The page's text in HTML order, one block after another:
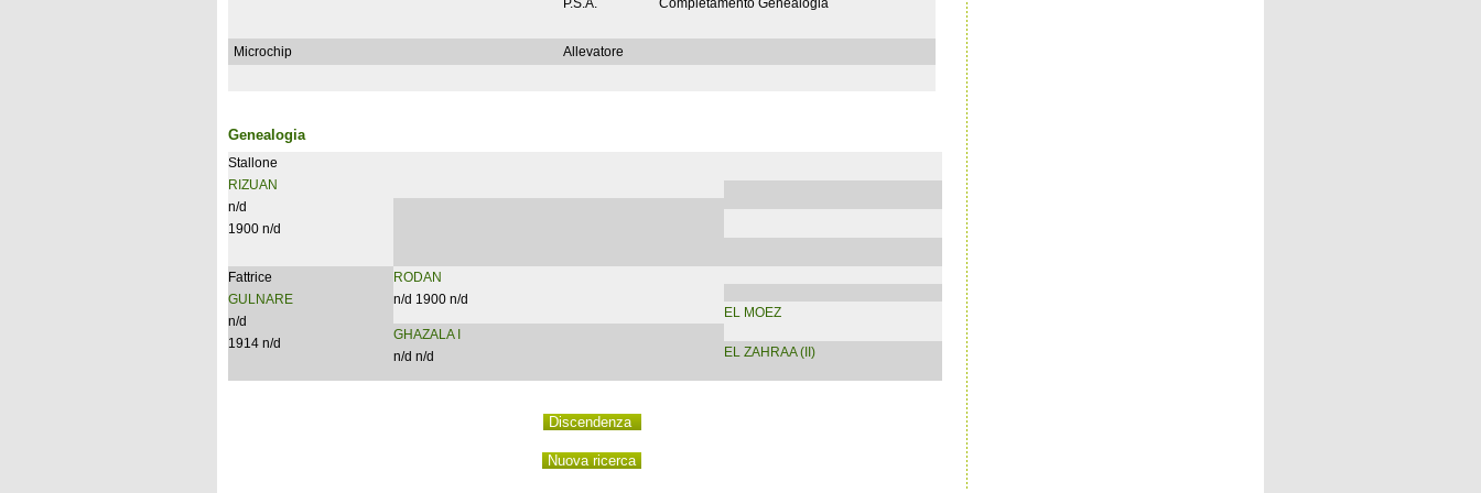
P.S.A. Completamento Genealogia
Microchip Allevatore
Genealogia
Stallone
RIZUAN
n/d
1900 n/d
Fattrice
GULNARE
n/d
1914 n/d
RODAN
n/d 1900 n/d
GHAZALA I
n/d n/d
EL MOEZ
EL ZAHRAA (II)